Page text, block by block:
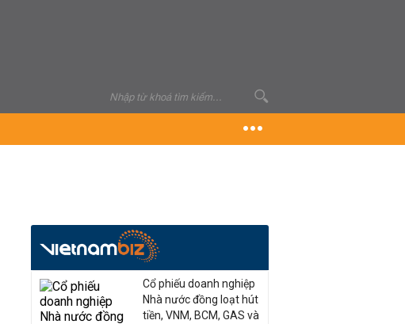
Cổ phiếu doanh nghiệp
Nhà nước đồng loạt hút
tiền, VNM, BCM, GAS và